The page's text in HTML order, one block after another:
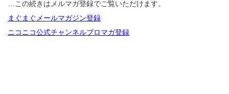
…この続きはメルマガ登録でご覧いただけます。
まぐまぐメールマガジン登録
ニコニコ公式チャンネルブロマガ登録